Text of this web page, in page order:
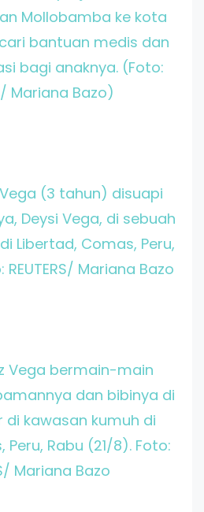
Mollobamba ke kota
bantuan medis dan
bagi anaknya. (Foto:
Mariana Bazo)
(3 tahun) disuapi
Deysi Vega, di sebuah
Libertad, Comas, Peru,
Mariana Bazo
Vega bermain-main
dan bibinya di
di kawasan kumuh di
Rabu (21/8). Foto:
Mariana Bazo